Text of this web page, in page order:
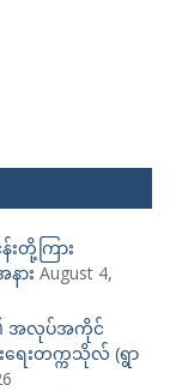
တို့ကြား
ား August 4,
၏ အလုပ်အကိုင်
ရေးတက္ကသိုလ် (ရွာ